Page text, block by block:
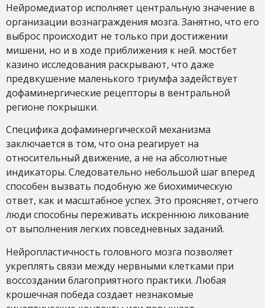
Нейромедиатор исполняет центральную значение в
организации вознаграждения мозга. Занятно, что его
выброс происходит не только при достижении
мишени, но и в ходе приближения к ней. мостбет
казино исследования раскрывают, что даже
предвкушение маленького триумфа задействует
дофаминергические рецепторы в вентральной
регионе покрышки.
Специфика дофаминергической механизма
заключается в том, что она реагирует на
относительный движение, а не на абсолютные
индикаторы. Следовательно небольшой шаг вперед
способен вызвать подобную же биохимическую
ответ, как и масштабное успех. Это проясняет, отчего
люди способны переживать искреннюю ликование
от выполнения легких повседневных заданий.
Нейропластичность головного мозга позволяет
укреплять связи между нервными клетками при
воссоздании благоприятного практики. Любая
крошечная победа создает незнакомые